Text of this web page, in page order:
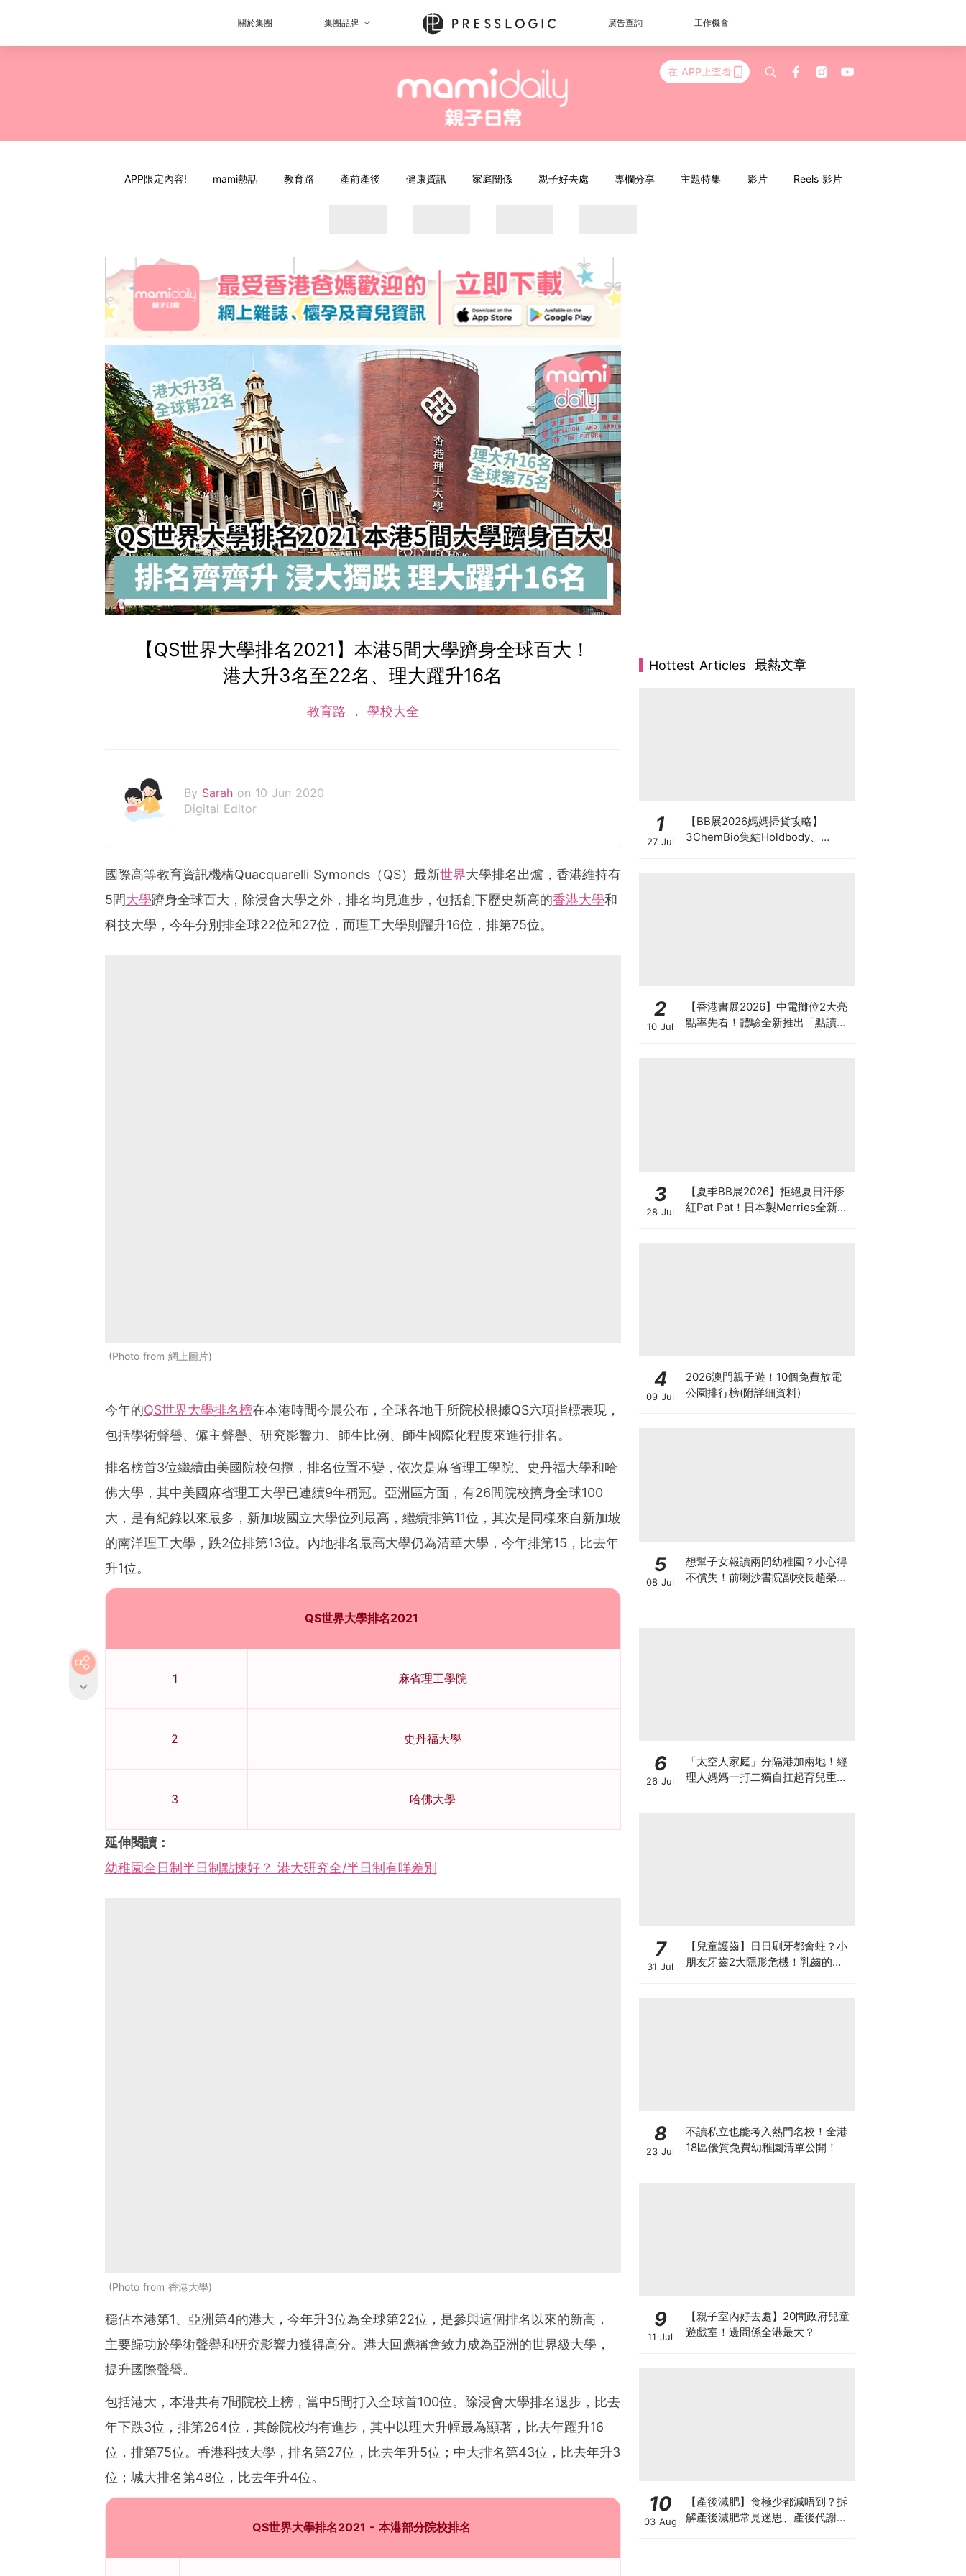
關於集團 集團品牌 廣告查詢 工作機會
在 APP上查看
APP限定內容! mami熱話 教育路 產前產後 健康資訊 家庭關係 親子好去處 專欄分享 主題特集 影片 Reels 影片
【QS世界大學排名2021】本港5間大學躋身全球百大！
港大升3名至22名、理大躍升16名
教育路 學校大全
By Sarah on 10 Jun 2020
Digital Editor
國際高等教育資訊機構Quacquarelli Symonds（QS）最新世界大學排名出爐，香港維持有
5間大學躋身全球百大，除浸會大學之外，排名均見進步，包括創下歷史新高的香港大學和
科技大學，今年分別排全球22位和27位，而理工大學則躍升16位，排第75位。
Photo from 網上圖片
今年的QS世界大學排名榜在本港時間今晨公布，全球各地千所院校根據QS六項指標表現，
包括學術聲譽、僱主聲譽、研究影響力、師生比例、師生國際化程度來進行排名。
排名榜首3位繼續由美國院校包攬，排名位置不變，依次是麻省理工學院、史丹福大學和哈
佛大學，其中美國麻省理工大學已連續9年稱冠。亞洲區方面，有26間院校擠身全球100
大，是有紀錄以來最多，新加坡國立大學位列最高，繼續排第11位，其次是同樣來自新加坡
的南洋理工大學，跌2位排第13位。內地排名最高大學仍為清華大學，今年排第15，比去年
升1位。
QS世界大學排名2021
1 麻省理工學院
2 史丹福大學
3 哈佛大學
延伸閱讀：
幼稚園全日制半日制點揀好？ 港大研究全/半日制有咩差別
Photo from 香港大學
穩佔本港第1、亞洲第4的港大，今年升3位為全球第22位，是參與這個排名以來的新高，
主要歸功於學術聲譽和研究影響力獲得高分。港大回應稱會致力成為亞洲的世界級大學，
提升國際聲譽。
包括港大，本港共有7間院校上榜，當中5間打入全球首100位。除浸會大學排名退步，比去
年下跌3位，排第264位，其餘院校均有進步，其中以理大升幅最為顯著，比去年躍升16
位，排第75位。香港科技大學，排名第27位，比去年升5位；中大排名第43位，比去年升3
位；城大排名第48位，比去年升4位。
QS世界大學排名2021 - 本港部分院校排名
Hottest Articles 最熱文章
1
27 Jul
【BB展2026媽媽掃貨攻略】
3ChemBio集結Holdbody、
2
10 Jul
【香港書展2026】中電攤位2大亮
點率先看！體驗全新推出「點讀故
3
28 Jul
【夏季BB展2026】拒絕夏日汗疹
紅Pat Pat！日本製Merries全新超
4
09 Jul
2026澳門親子遊！10個免費放電
公園排行榜(附詳細資料)
5
08 Jul
想幫子女報讀兩間幼稚園？小心得
不償失！前喇沙書院副校長趙榮
6
26 Jul
「太空人家庭」分隔港加兩地！經
理人媽媽一打二獨自扛起育兒重
7
31 Jul
【兒童護齒】日日刷牙都會蛀？小
朋友牙齒2大隱形危機！乳齒的琺
8
23 Jul
不讀私立也能考入熱門名校！全港
18區優質免費幼稚園清單公開！
9
11 Jul
【親子室內好去處】20間政府兒童
遊戲室！邊間係全港最大？
10
03 Aug
【產後減肥】食極少都減唔到？拆
解產後減肥常見迷思、產後代謝、